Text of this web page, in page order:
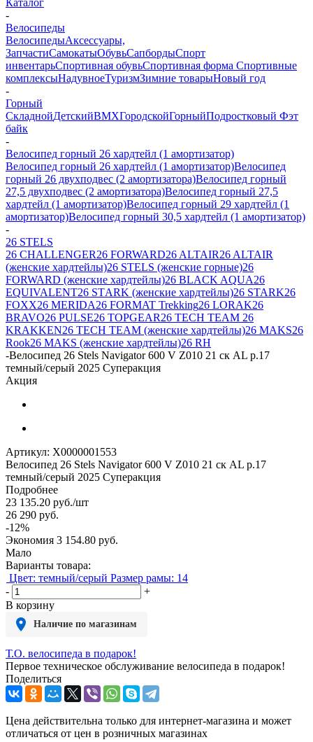
-
Велосипеды
ВелосипедыАксессуары,
ЗапчастиСамокатыОбувьСапбордыСпорт
инвентарьСпортивная обувьСпортивная форма Спортивные
комплексыНадувноеТуризмЗимние товарыНовый год
-
Горный
СкладнойДетскийBMXГородскойГорныйПодростковый Фэт
байк
-
Велосипед горный 26 хардтейл (1 амортизатор)
Велосипед горный 26 хардтейл (1 амортизатор)Велосипед
горный 26 двухподвес (2 амортизатора)Велосипед горный
27,5 двухподвес (2 амортизатора)Велосипед горный 27,5
хардтейл (1 амортизатор)Велосипед горный 29 хардтейл (1
амортизатор)Велосипед горный 30,5 хардтейл (1 амортизатор)
-
26 STELS
26 CHALLENGER26 FORWARD26 ALTAIR26 ALTAIR
(женские хардтейлы)26 STELS (женские горные)26
FORWARD (женские хардтейлы)26 BLACK AQUA26
EQUIVALENT26 SТARK (женские хардтейлы)26 STARK26
FOXX26 MERIDA26 FORMAT Trekking26 LORAK26
BRAVO26 PULSE26 TOPGEAR26 TECH TEAM 26
KRAKKEN26 TECH TEAM (женские хардтейлы)26 MAKS26
Rook26 MAKS (женские хардтейлы)26 RH
-Велосипед 26 Stels Navigator 600 V Z010 21 ск AL р.17
темный/серый 2025 Суперакция
Акция
Артикул: X0000001553
Велосипед 26 Stels Navigator 600 V Z010 21 ск AL р.17
темный/серый 2025 Суперакция
Подробнее
23 135.20 руб./шт
26 290 руб.
-12%
Экономия 3 154.80 руб.
Мало
Варианты товара:
Цвет: темный/серый Размер рамы: 14
-
+
В корзину
Наличие по магазинам
Т.О. велосипеда в подарок!
Первое техническое обслуживание велосипеда в подарок!
Поделиться
Цена действительна только для интернет-магазина и может
отличаться от цен в розничных магазинах